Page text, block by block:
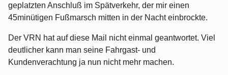
geplatzten Anschluß im Spätverkehr, der mir einen
45minütigen Fußmarsch mitten in der Nacht einbrockte.
Der VRN hat auf diese Mail nicht einmal geantwortet. Viel
deutlicher kann man seine Fahrgast- und
Kundenverachtung ja nun nicht mehr machen.